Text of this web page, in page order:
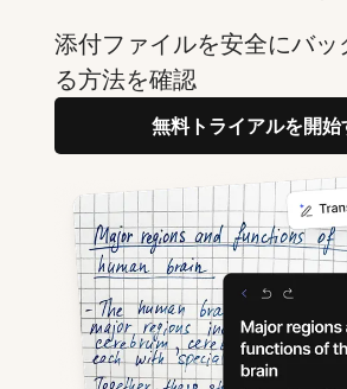
添付ファイルを安全にバッ
る方法を確認
無料トライアルを開始